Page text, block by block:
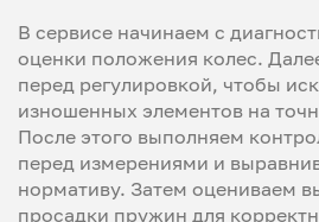
В сервисе начинаем с
оценки положения колес.
перед регулировкой, чтобы
изношенных элементов на
После этого выполняем
перед измерениями и
нормативу. Затем оцениваем
просадки пружин для